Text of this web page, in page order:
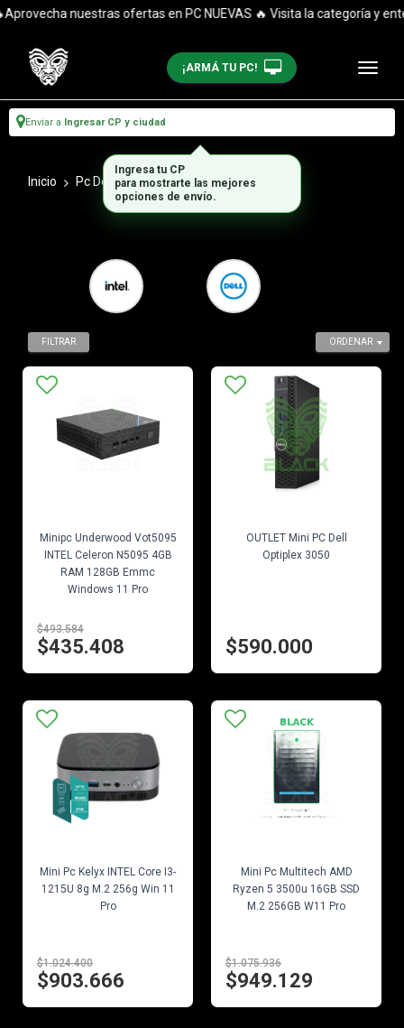
nuestras ofertas en PC NUEVAS 🔥 Visita la categoría y
¡ARMÁ TU PC!
Enviar a Ingresar CP y ciudad
Inicio Pc De Escritorio Mini PC
ORDENAR
FILTRAR
Minipc Underwood Vot5095
INTEL Celeron N5095 4GB
RAM 128GB Emmc
Windows 11 Pro
$493.584
$435.408
OUTLET Mini PC Dell
Optiplex 3050
$590.000
Mini Pc Kelyx INTEL Core I3-
1215U 8g M.2 256g Win 11
Pro
$1.024.400
$903.666
Mini Pc Multitech AMD
Ryzen 5 3500u 16GB SSD
M.2 256GB W11 Pro
$1.075.936
$949.129
Ingresa tu CP
para mostrarte las mejores
opciones de envío.